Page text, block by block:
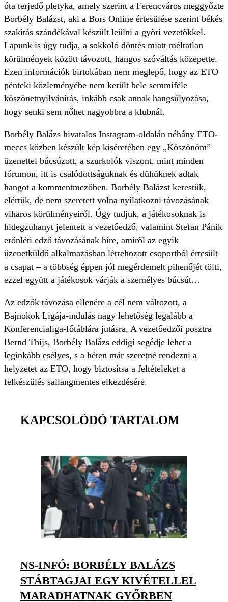
óta terjedő pletyka, amely szerint a Ferencváros meggyőzte
Borbély Balázst, aki a Bors Online értesülése szerint békés
szakítás szándékával készült leülni a győri vezetőkkel.
Lapunk is úgy tudja, a sokkoló döntés miatt méltatlan
körülmények között távozott, hangos szóváltás közepette.
Ezen információk birtokában nem meglepő, hogy az ETO
pénteki közleményébe nem került bele semmiféle
köszönetnyilvánítás, inkább csak annak hangsúlyozása,
hogy senki sem nőhet nagyobbra a klubnál.
Borbély Balázs hivatalos Instagram-oldalán néhány ETO-
meccs közben készült kép kíséretében egy „Köszönöm”
üzenettel búcsúzott, a szurkolók viszont, mint minden
fórumon, itt is csalódottságuknak és dühüknek adtak
hangot a kommentmezőben. Borbély Balázst kerestük,
elértük, de nem szeretett volna nyilatkozni távozásának
viharos körülményeiről. Úgy tudjuk, a játékosoknak is
hidegzuhanyt jelentett a vezetőedző, valamint Stefan Pánik
erőnléti edző távozásának híre, amiről az egyik
üzenetküldő alkalmazásban létrehozott csoportból értesült
a csapat – a többség éppen jól megérdemelt pihenőjét tölti,
ezzel együtt a játékosok várják a személyes búcsút…
Az edzők távozása ellenére a cél nem változott, a
Bajnokok Ligája-indulás nagy lehetőség legalább a
Konferencialiga-főtáblára jutásra. A vezetőedzői posztra
Bernd Thijs, Borbély Balázs eddigi segédje lehet a
leginkább esélyes, s a héten már szeretné rendezni a
helyzetet az ETO, hogy biztosítsa a feltételeket a
felkészülés sallangmentes elkezdésére.
KAPCSOLÓDÓ TARTALOM
NS-INFÓ: BORBÉLY BALÁZS
STÁBTAGJAI EGY KIVÉTELLEL
MARADHATNAK GYŐRBEN